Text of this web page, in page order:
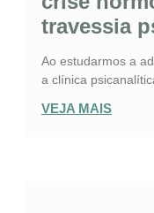
travessia
Ao estudarmos a
a clínica
VEJA MAIS